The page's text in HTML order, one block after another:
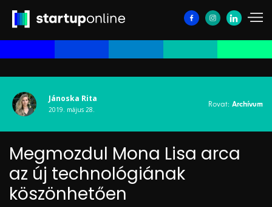
Jánoska Rita
2019. május 28.
Rovat: Archívum
Megmozdul Mona Lisa arca
az új technológiának
köszönhetően